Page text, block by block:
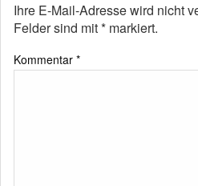
Ihre E-Mail-Adresse wird nicht
Felder sind mit* markiert.
Kommentar *